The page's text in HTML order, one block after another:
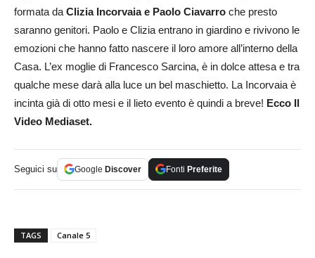
formata da Clizia Incorvaia e Paolo Ciavarro che presto
saranno genitori. Paolo e Clizia entrano in giardino e rivivono le
emozioni che hanno fatto nascere il loro amore all’interno della
Casa. L’ex moglie di Francesco Sarcina, è in dolce attesa e tra
qualche mese darà alla luce un bel maschietto. La Incorvaia è
incinta già di otto mesi e il lieto evento è quindi a breve! Ecco Il
Video Mediaset.
Seguici su Google Discover Fonti Preferite
TAGS Canale 5